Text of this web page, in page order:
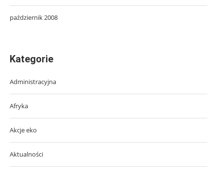
październik 2008
Kategorie
Administracyjna
Afryka
Akcje eko
Aktualności